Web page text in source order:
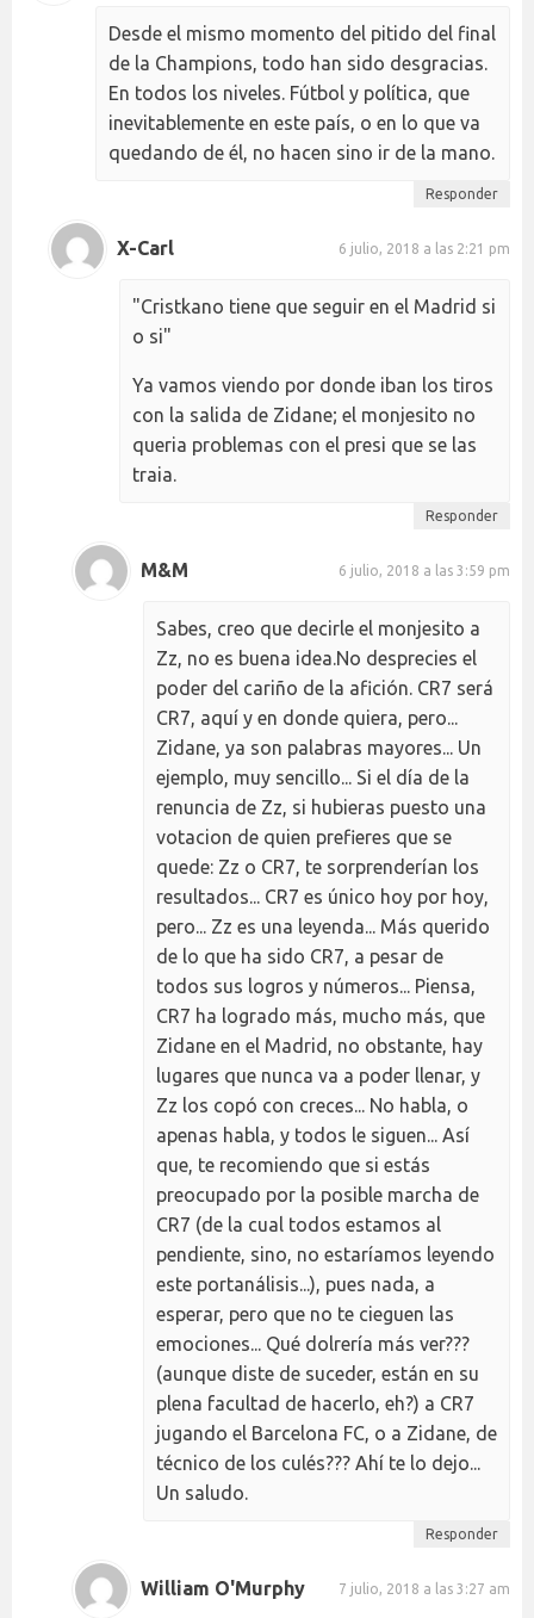
Desde el mismo momento del pitido del final
de la Champions, todo han sido desgracias.
En todos los niveles. Fútbol y política, que
inevitablemente en este país, o en lo que va
quedando de él, no hacen sino ir de la mano.
Responder
X-Carl 6 julio, 2018 a las 2:21 pm
"Cristkano tiene que seguir en el Madrid si
o si"
Ya vamos viendo por donde iban los tiros
con la salida de Zidane; el monjesito no
queria problemas con el presi que se las
traia.
Responder
M&M 6 julio, 2018 a las 3:59 pm
Sabes, creo que decirle el monjesito a
Zz, no es buena idea.No desprecies el
poder del cariño de la afición. CR7 será
CR7, aquí y en donde quiera, pero...
Zidane, ya son palabras mayores... Un
ejemplo, muy sencillo... Si el día de la
renuncia de Zz, si hubieras puesto una
votacion de quien prefieres que se
quede: Zz o CR7, te sorprenderían los
resultados... CR7 es único hoy por hoy,
pero... Zz es una leyenda... Más querido
de lo que ha sido CR7, a pesar de
todos sus logros y números... Piensa,
CR7 ha logrado más, mucho más, que
Zidane en el Madrid, no obstante, hay
lugares que nunca va a poder llenar, y
Zz los copó con creces... No habla, o
apenas habla, y todos le siguen... Así
que, te recomiendo que si estás
preocupado por la posible marcha de
CR7 (de la cual todos estamos al
pendiente, sino, no estaríamos leyendo
este portanálisis...), pues nada, a
esperar, pero que no te cieguen las
emociones... Qué dolrería más ver???
(aunque diste de suceder, están en su
plena facultad de hacerlo, eh?) a CR7
jugando el Barcelona FC, o a Zidane, de
técnico de los culés??? Ahí te lo dejo...
Un saludo.
Responder
William O'Murphy 7 julio, 2018 a las 3:27 am